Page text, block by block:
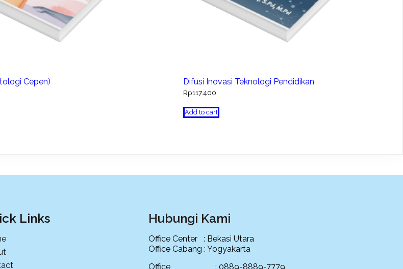
Cepen) Difusi Inovasi Teknologi Pendidikan
Rp117.400
Add to cart
Links Hubungi Kami
Office Center : Bekasi Utara
Office Cabang : Yogyakarta
Office : 0889-8889-7779